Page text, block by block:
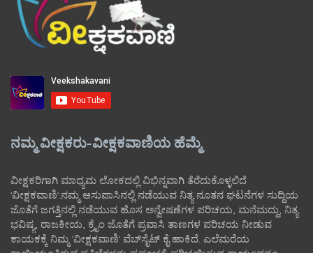
ನಮ್ಮ ವೀಕ್ಷಕರು-ವೀಕ್ಷಕವಾಣಿಯ ಹೆಮ್ಮೆ
ವೀಕ್ಷಕರಿಗಾಗಿ ಮಾಧ್ಯಮ ಲೋಕದಲ್ಲಿ ವಿಭಿನ್ನವಾಗಿ ತೆರೆದುಕೊಳ್ಳಲಿದೆ
'ವೀಕ್ಷಕವಾಣಿ'.ನಮ್ಮ ಆಸುಪಾಸಿನಲ್ಲಿ ನಡೆಯುವ ನಿತ್ಯ ನೂತನ ಘಟನೆಗಳ ಸುದ್ದಿಯ
ಜೊತೆಗೆ ಜಗತ್ತಿನಲ್ಲಿ ನಡೆಯುವ ಹೊಸ ಅನ್ವೇಷಣೆಗಳ ಪರಿಚಯ, ಮನೆಮದ್ದು, ನಿತ್ಯ
ಭವಿಷ್ಯ, ರಾಜಕೀಯ, ಕ್ರೈಂ ಜೊತೆಗೆ ಪ್ರವಾಸಿ ತಾಣಗಳ ಪರಿಚಯ ನೀಡುವ
ಕಾಯಕಕ್ಕೆ ನಿಮ್ಮ 'ವೀಕ್ಷಕವಾಣಿ' ವೆಬ್‌ಸೈಟ್‌ ಕೈ ಹಾಕಿದೆ. ಎಲೆಮರೆಯ